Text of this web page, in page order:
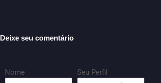
Deixe seu comentário
Nome Seu Perfil